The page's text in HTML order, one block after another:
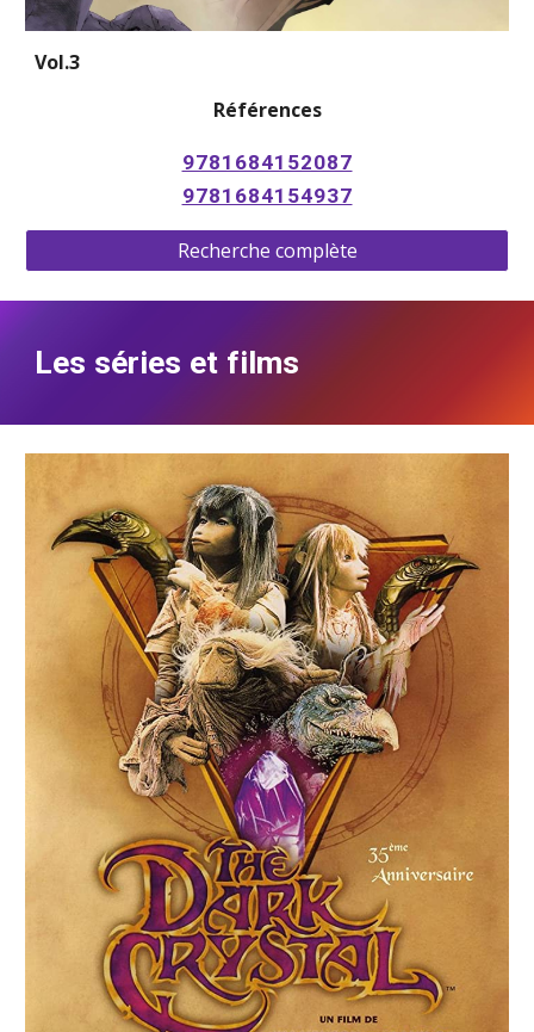
Vol.3
Références
9781684152087
9781684154937
Recherche complète
Les séries et films